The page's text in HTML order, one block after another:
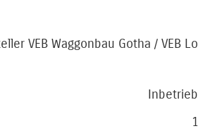
VEB Waggonbau Gotha / VEB